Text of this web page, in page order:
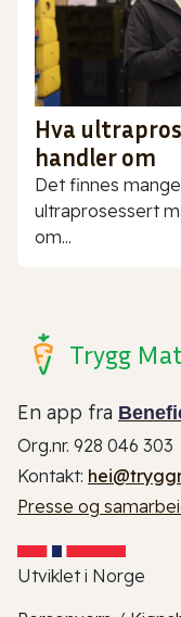
Hva
handler om
Det finnes
ultraprosessert
om...
Trygg Mat
En app fra
Org.nr. 928 046 303
Kontakt:
Presse og
Utviklet i Norge